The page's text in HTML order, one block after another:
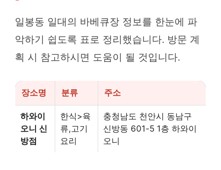
일봉동 일대의 바베큐장 정보를 한눈에 파
악하기 쉽도록 표로 정리했습니다. 방문 계
획 시 참고하시면 도움이 될 것입니다.
장소명 분류 주소
하와이
오니 신
방점
한식>육
류,고기
요리
충청남도 천안시 동남구
신방동 601-5 1층 하와이
오니